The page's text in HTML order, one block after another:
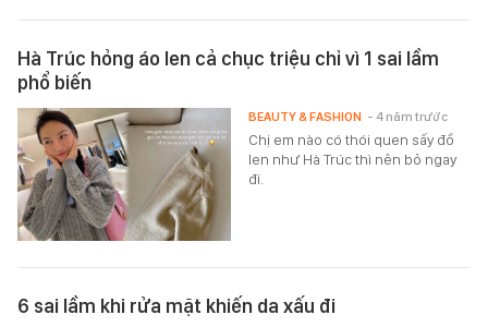
Hà Trúc hỏng áo len cả chục triệu chỉ vì 1 sai lầm
phổ biến
Chị em nào có thói quen sấy đồ
len như Hà Trúc thì nên bỏ ngay
đi.
BEAUTY & FASHION - 4 năm trước
6 sai lầm khi rửa mặt khiến da xấu đi